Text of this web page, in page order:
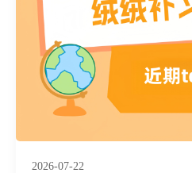
2026-07-22